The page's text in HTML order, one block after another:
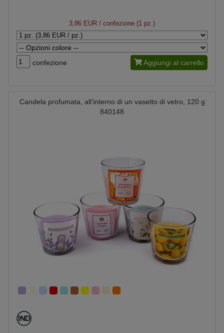
3,86 EUR / confezione (1 pz.)
confezione Aggiungi al carrello
Candela profumata, all’interno di un vasetto di vetro, 120 g
840148